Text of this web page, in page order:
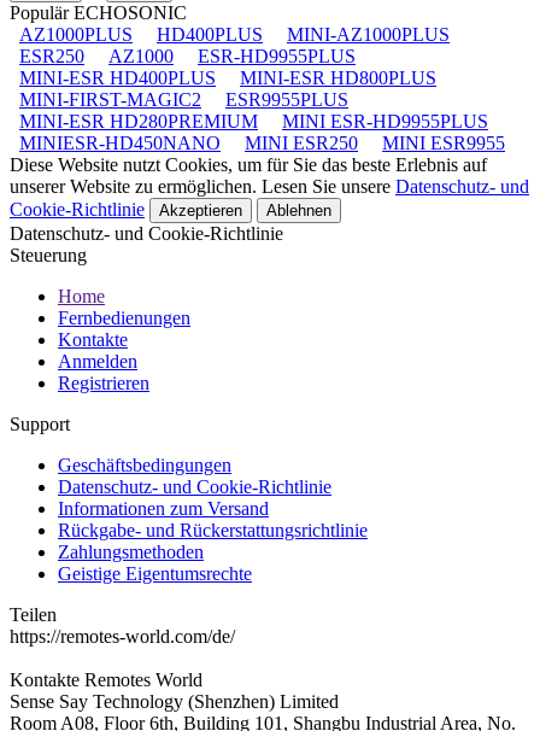
Populär ECHOSONIC
AZ1000PLUS
HD400PLUS
MINI-AZ1000PLUS
ESR250
AZ1000
ESR-HD9955PLUS
MINI-ESR HD400PLUS
MINI-ESR HD800PLUS
MINI-FIRST-MAGIC2
ESR9955PLUS
MINI-ESR HD280PREMIUM
MINI ESR-HD9955PLUS
MINIESR-HD450NANO
MINI ESR250
MINI ESR9955
Diese Website nutzt Cookies, um für Sie das beste Erlebnis auf
unserer Website zu ermöglichen. Lesen Sie unsere Datenschutz- und
Cookie-Richtlinie
Akzeptieren Ablehnen
Datenschutz- und Cookie-Richtlinie
Steuerung
Home
Fernbedienungen
Kontakte
Anmelden
Registrieren
Support
Geschäftsbedingungen
Datenschutz- und Cookie-Richtlinie
Informationen zum Versand
Rückgabe- und Rückerstattungsrichtlinie
Zahlungsmethoden
Geistige Eigentumsrechte
Teilen
https://remotes-world.com/de/
Kontakte Remotes World
Sense Say Technology (Shenzhen) Limited
Room A08, Floor 6th, Building 101, Shangbu Industrial Area, No.